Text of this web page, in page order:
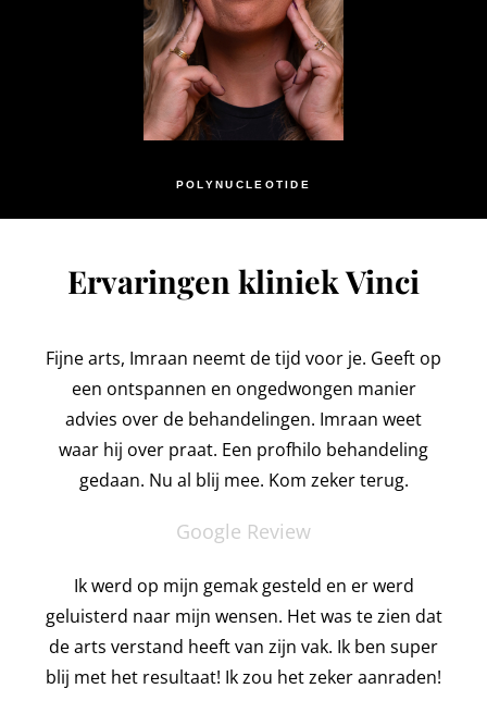
POLYNUCLEOTIDE
Ervaringen kliniek Vinci
Fijne arts, Imraan neemt de tijd voor je. Geeft op
een ontspannen en ongedwongen manier
advies over de behandelingen. Imraan weet
waar hij over praat. Een profhilo behandeling
gedaan. Nu al blij mee. Kom zeker terug.
Google Review
Ik werd op mijn gemak gesteld en er werd
geluisterd naar mijn wensen. Het was te zien dat
de arts verstand heeft van zijn vak. Ik ben super
blij met het resultaat! Ik zou het zeker aanraden!​